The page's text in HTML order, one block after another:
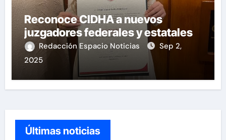
Reconoce CIDHA a nuevos
juzgadores federales y estatales
Redacción Espacio Noticias
Sep 2,
2025
Últimas noticias